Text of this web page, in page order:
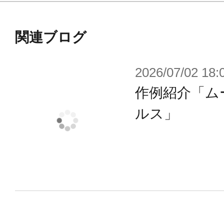
■3ｍｍジョイントで接続され大きく
■全身のヘキサグラムシステムによ
自由に組み合わせてオリジナルの機
関連ブログ
2026/07/02
作例紹介「
ルス」